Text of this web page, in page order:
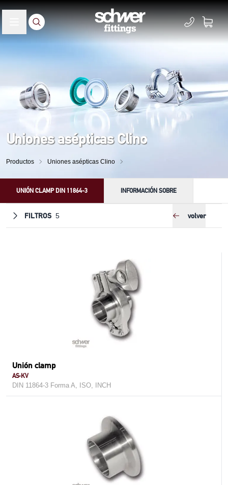
Uniones asépticas Clino
Productos Uniones asépticas Clino
UNIÓN CLAMP DIN 11864-3 INFORMACIÓN SOBRE
FILTROS 5 volver
Unión clamp
AS-KV
DIN 11864-3 Forma A, ISO, INCH